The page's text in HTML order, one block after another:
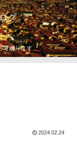
グ
て綴ります
2024.02.24